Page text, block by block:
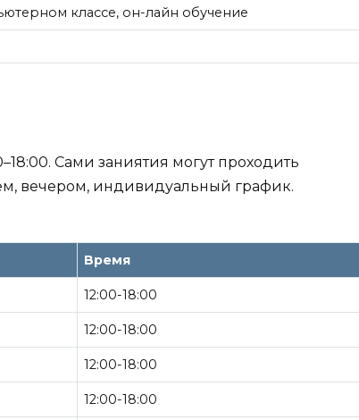
классе, он-лайн обучение
Сами заниятия могут проходить
вечером, индивидуальный график.
Время
12:00-18:00
12:00-18:00
12:00-18:00
12:00-18:00